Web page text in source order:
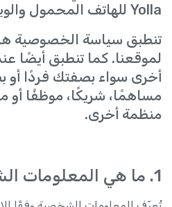
Yolla للهاتف المحمول والويب (“المنتج”).
تنطبق سياسة الخصوصية
لموقعنا. كما تنطبق أيضًا
أخرى سواء بصفتك فردًا أو
مساهمًا، شريكًا، موظفًا أو
منظمة أخرى.
1. ما هي المعلومات الشخصية؟